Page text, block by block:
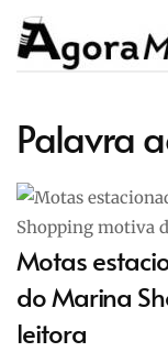
Palavra
Motas
do Marina
leitora